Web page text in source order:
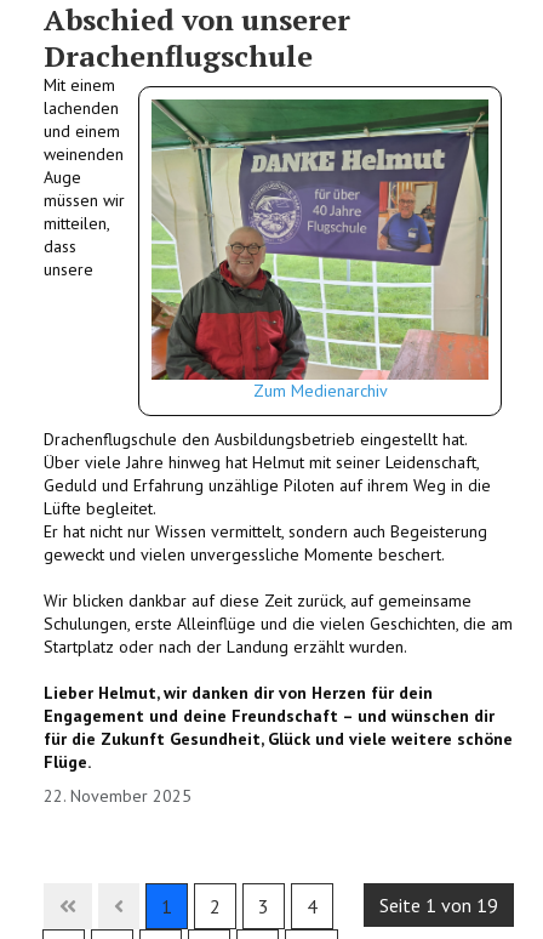
Abschied von unserer
Drachenflugschule
Zum Medienarchiv
Mit einem
lachenden
und einem
weinenden
Auge
müssen wir
mitteilen,
dass
unsere
Drachenflugschule den Ausbildungsbetrieb eingestellt hat.
Über viele Jahre hinweg hat Helmut mit seiner Leidenschaft,
Geduld und Erfahrung unzählige Piloten auf ihrem Weg in die
Lüfte begleitet.
Er hat nicht nur Wissen vermittelt, sondern auch Begeisterung
geweckt und vielen unvergessliche Momente beschert.
Wir blicken dankbar auf diese Zeit zurück, auf gemeinsame
Schulungen, erste Alleinflüge und die vielen Geschichten, die am
Startplatz oder nach der Landung erzählt wurden.
Lieber Helmut, wir danken dir von Herzen für dein
Engagement und deine Freundschaft – und wünschen dir
für die Zukunft Gesundheit, Glück und viele weitere schöne
Flüge.
22. November 2025
Seite 1 von 19
1 2 3
4